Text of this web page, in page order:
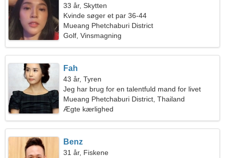
33 år, Skytten
Kvinde søger et par 36-44
Mueang Phetchaburi District
Golf, Vinsmagning
Fah
43 år, Tyren
Jeg har brug for en talentfuld mand for livet
Mueang Phetchaburi District, Thailand
Ægte kærlighed
Benz
31 år, Fiskene